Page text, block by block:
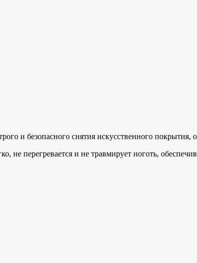
и безопасного снятия искусственного
не перегревается и не травмирует ноготь,